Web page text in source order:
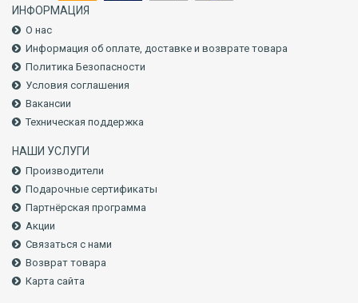
ИНФОРМАЦИЯ
О нас
Информация об оплате, доставке и возврате товара
Политика Безопасности
Условия соглашения
Вакансии
Техническая поддержка
НАШИ УСЛУГИ
Производители
Подарочные сертификаты
Партнёрская программа
Акции
Связаться с нами
Возврат товара
Карта сайта